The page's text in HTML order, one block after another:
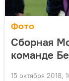
Фото
Сборная
команде
15 октября 2018,